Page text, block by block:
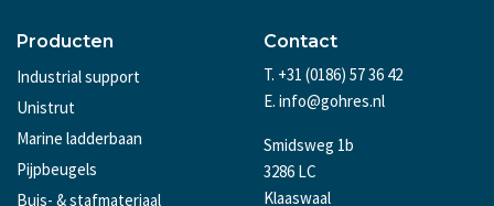
Producten
Industrial support
Unistrut
Marine ladderbaan
Pijpbeugels
Buis- & stafmateriaal
Contact
T. +31 (0186) 57 36 42
E. info@gohres.nl
Smidsweg 1b
3286 LC
Klaaswaal